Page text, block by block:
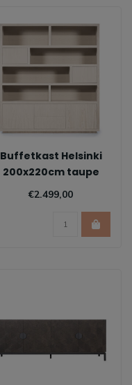
Buffetkast Helsinki
200x220cm taupe
€2.499,00